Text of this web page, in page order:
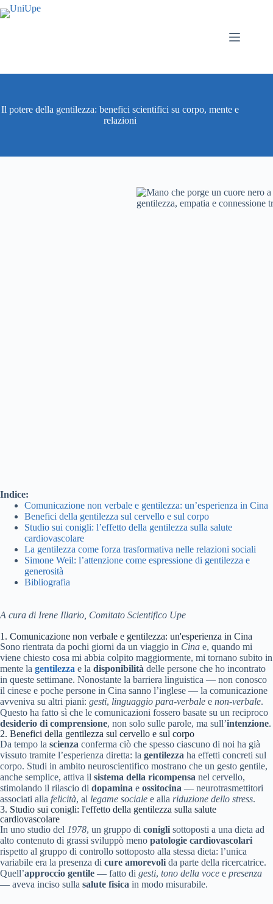
Il potere della gentilezza: benefici scientifici su corpo, mente e
relazioni
Indice:
Comunicazione non verbale e gentilezza: un’esperienza in Cina
Benefici della gentilezza sul cervello e sul corpo
Studio sui conigli: l’effetto della gentilezza sulla salute
cardiovascolare
La gentilezza come forza trasformativa nelle relazioni sociali
Simone Weil: l’attenzione come espressione di gentilezza e
generosità
Bibliografia
A cura di Irene Illario, Comitato Scientifico Upe
1. Comunicazione non verbale e gentilezza: un'esperienza in Cina
Sono rientrata da pochi giorni da un viaggio in Cina e, quando mi
viene chiesto cosa mi abbia colpito maggiormente, mi tornano subito in
mente la gentilezza e la disponibilità delle persone che ho incontrato
in queste settimane. Nonostante la barriera linguistica — non conosco
il cinese e poche persone in Cina sanno l’inglese — la comunicazione
avveniva su altri piani: gesti, linguaggio para-verbale e non-verbale.
Questo ha fatto sì che le comunicazioni fossero basate su un reciproco
desiderio di comprensione, non solo sulle parole, ma sull’intenzione.
2. Benefici della gentilezza sul cervello e sul corpo
Da tempo la scienza conferma ciò che spesso ciascuno di noi ha già
vissuto tramite l’esperienza diretta: la gentilezza ha effetti concreti sul
corpo. Studi in ambito neuroscientifico mostrano che un gesto gentile,
anche semplice, attiva il sistema della ricompensa nel cervello,
stimolando il rilascio di dopamina e ossitocina — neurotrasmettitori
associati alla felicità, al legame sociale e alla riduzione dello stress.
3. Studio sui conigli: l'effetto della gentilezza sulla salute
cardiovascolare
In uno studio del 1978, un gruppo di conigli sottoposti a una dieta ad
alto contenuto di grassi sviluppò meno patologie cardiovascolari
rispetto al gruppo di controllo sottoposto alla stessa dieta: l’unica
variabile era la presenza di cure amorevoli da parte della ricercatrice.
Quell’approccio gentile — fatto di gesti, tono della voce e presenza
— aveva inciso sulla salute fisica in modo misurabile.